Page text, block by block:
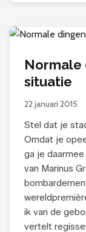
Normale
situatie
22 januari 2015
Stel dat je
Omdat je
ga je
van Marinus
ik van de
vertelt